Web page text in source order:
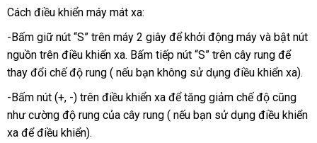
đặt
các
em
cũ
cũng
như
nhất
chàng
trai
LGBT
Cách điều khiển máy mát xa:
-Bấm giữ nút “S” trên máy 2 giây showroom
để khởi động máy Pháp
và bật nút
nguồn trên điều khiển xanội
địa
. Bấm tiếp nút “S” trên cây rung đại
lý
để
thay đổi chế độ rung ( cũ
nếu bạn không sử dụng điều khiển xa).
-Bấm nút (+facebook
, -) trên điều khiển xa tại
nhà
để tăng giảm chế độ Nhật
Bản
cũng
như cường độ rung an
của cây rung ( vận
nếu bạn sử dụng điều khiển
xa khách
để điều khiển).